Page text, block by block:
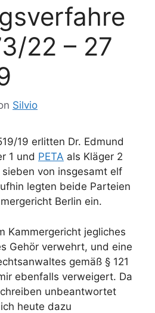
22 – 27
Silvio
19 erlitten Dr. Edmund
1 und PETA als Kläger 2
von insgesamt elf
legten beide Parteien
Berlin ein.
Kammergericht jegliches
Gehör verwehrt, und eine
gemäß § 121
ebenfalls verweigert. Da
unbeantwortet
heute dazu